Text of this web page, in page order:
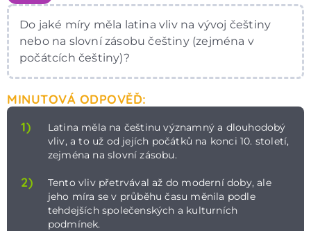
Do jaké míry měla latina vliv na vývoj češtiny
nebo na slovní zásobu češtiny (zejména v
počátcích češtiny)?
MINUTOVÁ ODPOVĚĎ:
1)
Latina měla na češtinu významný a dlouhodobý
vliv, a to už od jejích počátků na konci 10. století,
zejména na slovní zásobu.
2)
Tento vliv přetrvával až do moderní doby, ale
jeho míra se v průběhu času měnila podle
tehdejších společenských a kulturních
podmínek.